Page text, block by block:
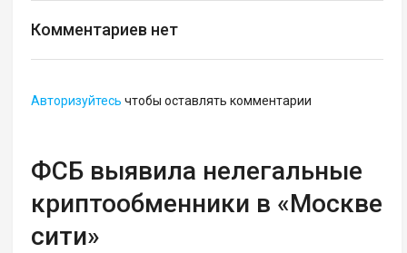
Комментариев нет
Авторизуйтесь чтобы оставлять комментарии
ФСБ выявила нелегальные
криптообменники в «Москве
сити»